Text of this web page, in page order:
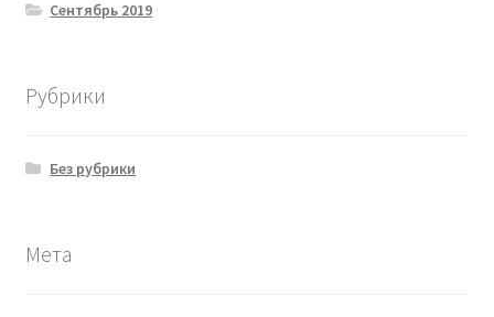
Сентябрь 2019
Рубрики
Без рубрики
Мета